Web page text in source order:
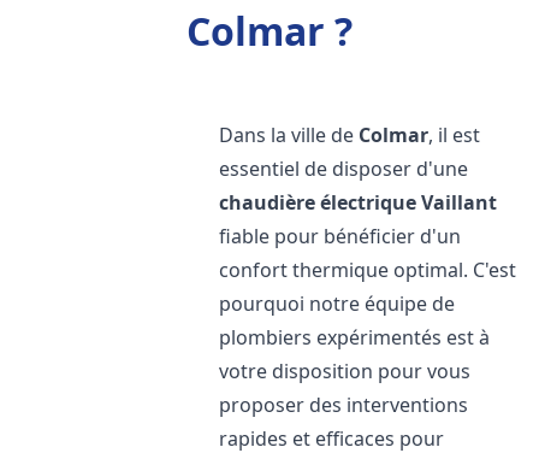
Colmar ?
Dans la ville de Colmar, il est
essentiel de disposer d'une
chaudière électrique Vaillant
fiable pour bénéficier d'un
confort thermique optimal. C'est
pourquoi notre équipe de
plombiers expérimentés est à
votre disposition pour vous
proposer des interventions
rapides et efficaces pour